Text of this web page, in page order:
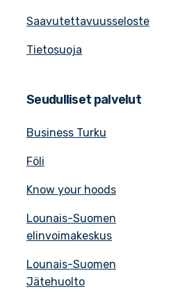
Saavutettavuusseloste
Tietosuoja
Seudulliset palvelut
Business Turku
Föli
Know your hoods
Lounais-Suomen
elinvoimakeskus
Lounais-Suomen
Jätehuolto